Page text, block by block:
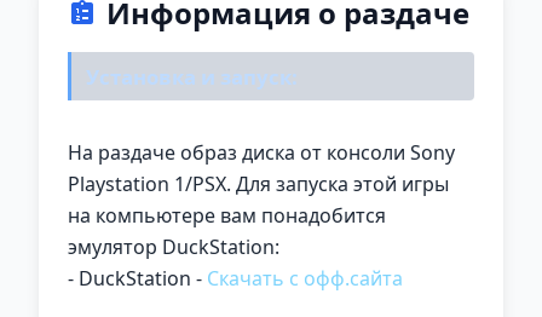
Информация о раздаче
Установка и запуск:
На раздаче образ диска от консоли Sony
Playstation 1/PSX. Для запуска этой игры
на компьютере вам понадобится
эмулятор DuckStation:
- DuckStation - Скачать с офф.сайта